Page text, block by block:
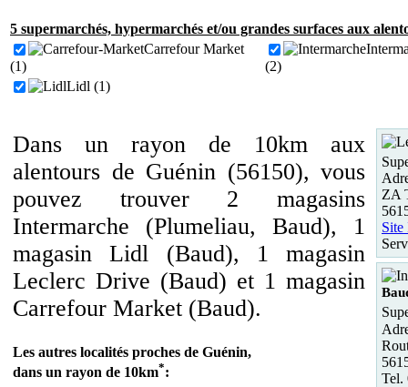
5 supermarchés, hypermarchés et/ou grandes surfaces aux
Carrefour Market
(1)
(2)
Lidl (1)
Dans un rayon de 10km aux
alentours de Guénin (56150), vous
pouvez trouver 2 magasins
Intermarche (Plumeliau, Baud), 1
magasin Lidl (Baud), 1 magasin
Leclerc Drive (Baud) et 1 magasin
Carrefour Market (Baud).
Les autres localités proches de Guénin,
dans un rayon de 10km*:
ZA
Site
Tel.